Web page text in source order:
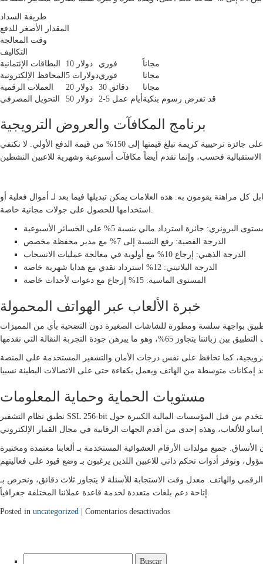
طريقة السداد
المقدار الأصغر للدفع
وقت المعالجة
التكاليف
البطاقات الإئتمانية
10 دولار فوري
مجاناً
المحافظ الإلكترونية
5 دولاراتفوري
مجانا
العملات الرقمية
20 دولار 30 دقائق
مجانا
التحويل المصرفي
50 دولار 2-5 أيام عمل قد تفرض رسوم بنكية
برنامج المكافآت والعروض الترويجية
أنشأنا برنامج جوائز متدرج يجزي اللاعبين على ولائهم المستمر. ينال كل لاعب حديث على جائزة ترحيبية كريمة تبلغ قيمتها إلى 150% من قيمة الدفع الأولي. لا نكتفي
مراهنة يقومون به. هذه العلامات يمكن تبديلها فيما بعد لـ أموال فعلية أو
استخدامها للحصول على جولات مجانية خاصة.
البرونزي: جائزة استرداد مالي بنسبة 5% على الخسائر الأسبوعية
الدرجة الفضية: رفع النسبة إلى 7% مع مدير محفظة مخصص
الدرجة الذهبي: إرجاع 10% مع أولوية في معالجة عمليات الانسحاب
الدرجة البلاتيني: 12% استرداد نقدي مع هدايا شهرية خاصة
المستوى الماسية: 15% إرجاع مع دعوات لأحداث خاصة
خبرة الألعاب عبر الهواتف المحمولة
بواجهة سلسة ومطورة للشاشات الصغيرة دون التضحية بأي من المميزات
كما تحافظ على نفس درجات الأمان والتشفير المستخدمة على المنصة
مستويات الحماية وحماية المعلومات
نطبق نظام التشفير SSL 256-bit على جميع المعاملات والمعلومات الشخصية. هذا المستوى من التشفير هو نفسه المستخدم من قبل المؤسسات المالية الكبيرة حول
جميع مولدات الأرقام العشوائية المستخدمة بـ ألعابنا معتمدة ومختبرة
والهاتف. معدل وقت الاستجابة للأسئلة لا يتجاوز ثلاث دقائق، ونحرص بـ
إتاحة دعم بلغات متعددة لخدمة قاعدة عملائنا المختلفة جغرافياً.
Posted in uncategorized Comentarios desactivadosen